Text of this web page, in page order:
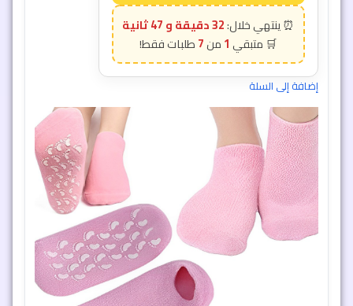
32 دقيقة و 45 ثانية
1
7
إضافة إلى السلة